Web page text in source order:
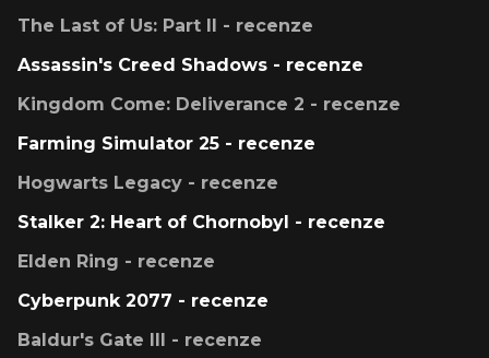
The Last of Us: Part II - recenze
Assassin's Creed Shadows - recenze
Kingdom Come: Deliverance 2 - recenze
Farming Simulator 25 - recenze
Hogwarts Legacy - recenze
Stalker 2: Heart of Chornobyl - recenze
Elden Ring - recenze
Cyberpunk 2077 - recenze
Baldur's Gate III - recenze